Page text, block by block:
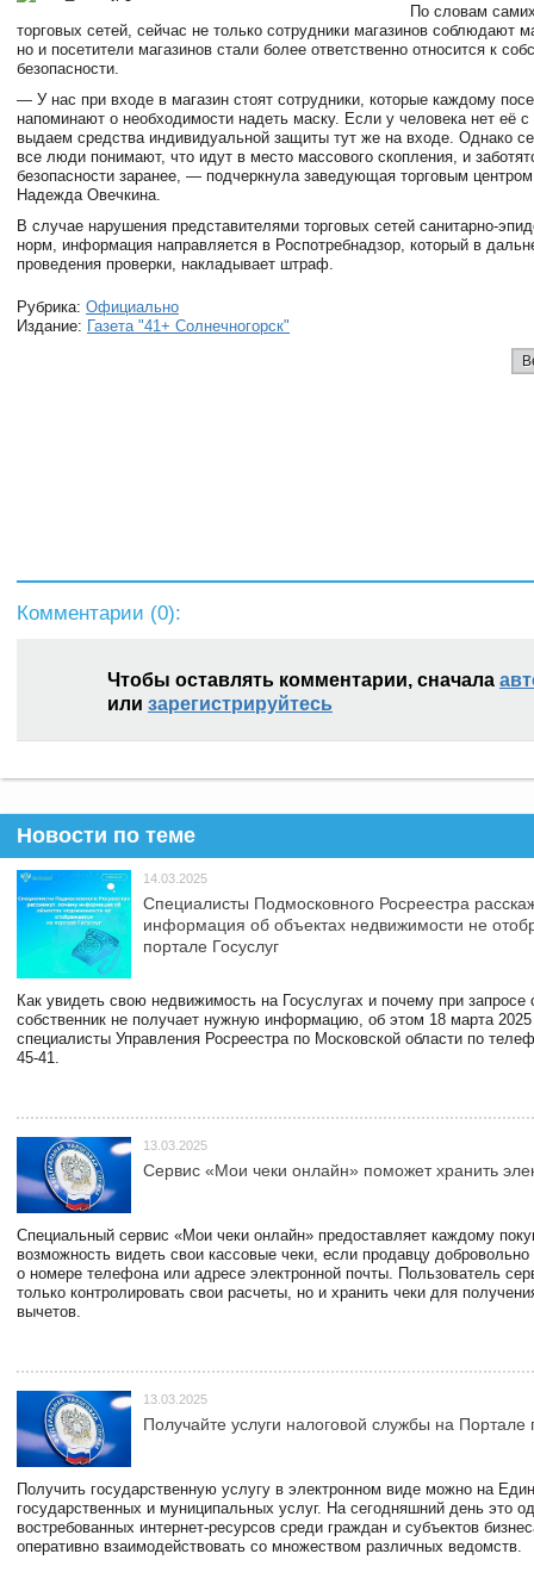
По словам
торговых сетей, сейчас не только сотрудники магазинов соблюдают
но и посетители магазинов стали более ответственно относится к
безопасности.
— У нас при входе в магазин стоят сотрудники, которые каждому
напоминают о необходимости надеть маску. Если у человека нет её
выдаем средства индивидуальной защиты тут же на входе. Однако
все люди понимают, что идут в место массового скопления, и
безопасности заранее, — подчеркнула заведующая торговым
Надежда Овечкина.
В случае нарушения представителями торговых сетей санитарно-
норм, информация направляется в Роспотребнадзор, который в
проведения проверки, накладывает штраф.
Рубрика: Официально
Издание: Газета "41+ Солнечногорск"
Комментарии (0):
Чтобы оставлять комментарии, сначала
или зарегистрируйтесь
Новости по теме
14.03.2025
Специалисты Подмосковного Росреестра
информация об объектах недвижимости не
портале Госуслуг
Как увидеть свою недвижимость на Госуслугах и почему при запросе
собственник не получает нужную информацию, об этом 18 марта 2025
специалисты Управления Росреестра по Московской области по
45-41.
13.03.2025
Сервис «Мои чеки онлайн» поможет хранить
Специальный сервис «Мои чеки онлайн» предоставляет каждому
возможность видеть свои кассовые чеки, если продавцу
о номере телефона или адресе электронной почты. Пользователь
только контролировать свои расчеты, но и хранить чеки для
вычетов.
13.03.2025
Получайте услуги налоговой службы на Портале
Получить государственную услугу в электронном виде можно на
государственных и муниципальных услуг. На сегодняшний день это
востребованных интернет-ресурсов среди граждан и субъектов
оперативно взаимодействовать со множеством различных ведомств.